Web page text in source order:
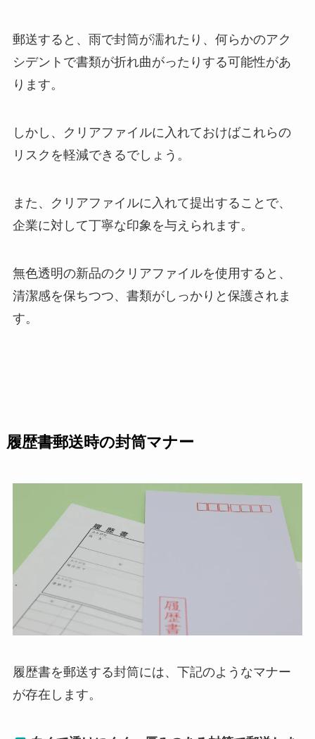
郵送すると、雨で封筒が濡れたり、何らかのアク
シデントで書類が折れ曲がったりする可能性があ
ります。
しかし、クリアファイルに入れておけばこれらの
リスクを軽減できるでしょう。
また、クリアファイルに入れて提出することで、
企業に対して丁寧な印象を与えられます。
無色透明の新品のクリアファイルを使用すると、
清潔感を保ちつつ、書類がしっかりと保護されま
す。
履歴書郵送時の封筒マナー
履歴書を郵送する封筒には、下記のようなマナー
が存在します。